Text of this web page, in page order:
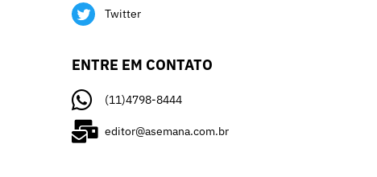
Twitter
ENTRE EM CONTATO
(11)4798-8444
editor@asemana.com.br